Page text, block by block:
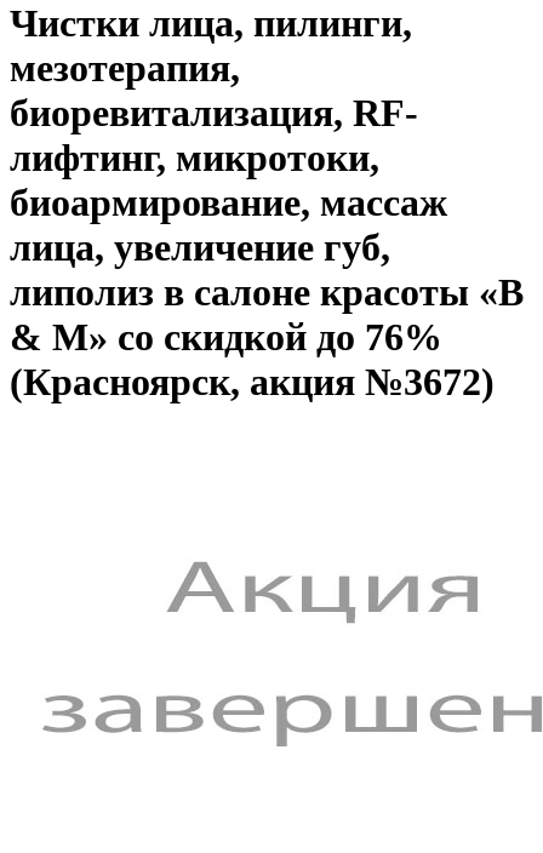
Чистки лица, пилинги,
мезотерапия,
биоревитализация, RF-
лифтинг, микротоки,
биоармирование, массаж
лица, увеличение губ,
липолиз в салоне красоты «B
& M» со скидкой до 76%
(Красноярск, акция №3672)